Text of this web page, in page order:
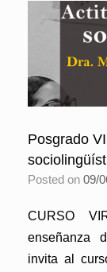
Posgrado
Posted on 09/
CURSO
enseñanza
invita al